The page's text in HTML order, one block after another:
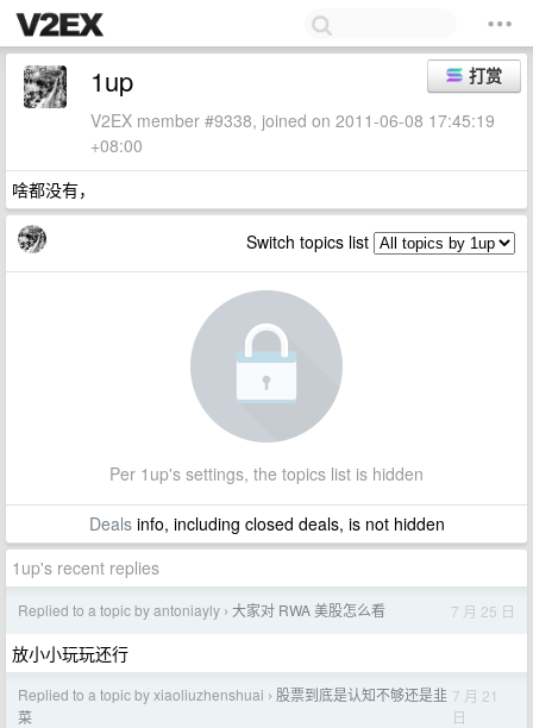
打赏
1up
V2EX member #9338, joined on 2011-06-08 17:45:19
+08:00
啥都没有，
Switch topics list
Per 1up's settings, the topics list is hidden
Dealsinfo, including closed deals, is not hidden
1up's recent replies
Replied to a topic by antoniayly › 大家对 RWA 美股怎么看 7 月 25 日
放小小玩玩还行
Replied to a topic by xiaoliuzhenshuai › 股票到底是认知不够还是韭
菜
7 月 21
日